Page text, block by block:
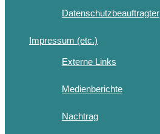
Datenschutzbeauftragter
Impressum (etc.)
Externe Links
Medienberichte
Nachtrag